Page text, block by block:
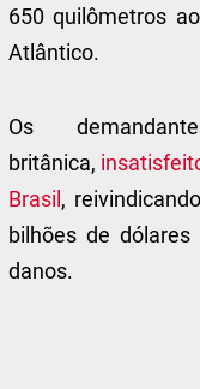
650 quilômetros
Atlântico.
Os
britânica,
Brasil ,
bilhões de
danos.